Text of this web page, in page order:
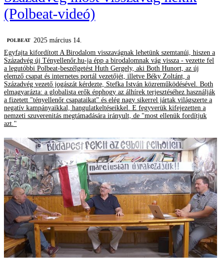
(Polbeat-videó)
‎POLBEAT
2025 március 14.
Egyfajta kifordított A Birodalom visszavágnak lehetünk szemtanúi, hiszen a
Századvég új Tényellenőr.hu-ja épp a birodalomnak vág vissza - vezette fel
a legutóbbi Polbeat-beszélgetést Huth Gergely, aki Both Hunort, az új
elemző csapat és internetes portál vezetőjét, illetve Béky Zoltánt, a
Századvég vezető jogászát kérdezte, Stefka István közreműködésével. Both
elmagyarázta: a globalista erők épphogy az álhírek terjesztéséhez használják
a fizetett "tényellenőr csapataikat" és elég nagy sikerrel jártak világszerte a
negatív kampányaikkal, hangulatkeltéseikkel. E fegyverük kifejezetten a
nemzeti szuverenitás megtámadására irányult, de "most ellenük fordítjuk
azt."